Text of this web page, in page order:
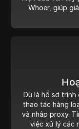
Whoer, giúp
Dù là hồ sơ
thao tác hàng
và nhập proxy.
việc xử lý các